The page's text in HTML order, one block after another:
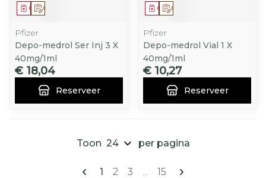
Op voorschrift
Geneesmiddel
Pfizer
Depo-medrol Ser Inj 3 X
40mg/1ml
€ 18,04
Reserveer
Op voorschrift
Geneesmiddel
Pfizer
Depo-medrol Vial 1 X
40mg/1ml
€ 10,27
Reserveer
Pagina's
U lees momenteel pagina
1 Pagina
2 Pagina
3 ... Pagina
15
Toon per pagina